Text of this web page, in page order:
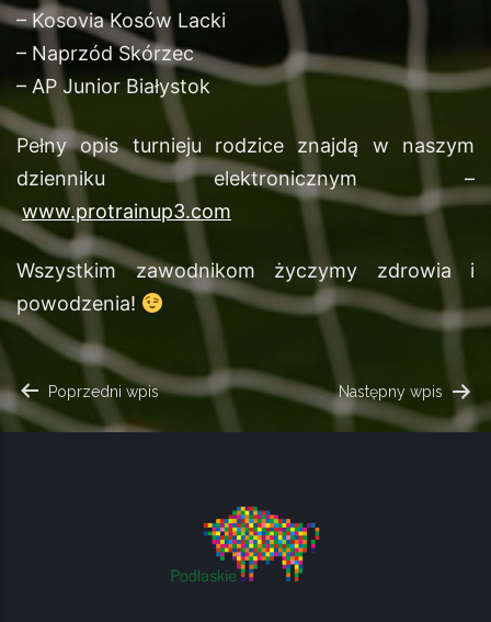
– Kosovia Kosów Lacki
– Naprzód Skórzec
– AP Junior Białystok
Pełny opis turnieju rodzice znajdą w naszym
dzienniku elektronicznym –
www.protrainup3.com
Wszystkim zawodnikom życzymy zdrowia i
powodzenia!
NAWIGACJA
Poprzedni wpis Następny wpis